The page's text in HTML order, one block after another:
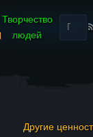
Творчество
людей
Найти:
Другие